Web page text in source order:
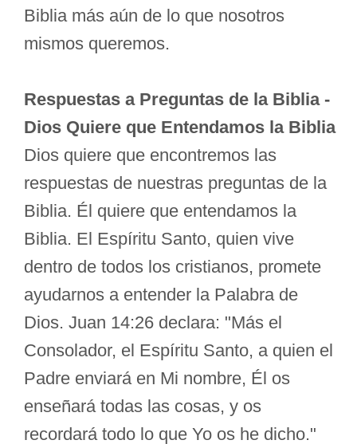
Biblia más aún de lo que nosotros
mismos queremos.
Respuestas a Preguntas de la Biblia -
Dios Quiere que Entendamos la Biblia
Dios quiere que encontremos las
respuestas de nuestras preguntas de la
Biblia. Él quiere que entendamos la
Biblia. El Espíritu Santo, quien vive
dentro de todos los cristianos, promete
ayudarnos a entender la Palabra de
Dios. Juan 14:26 declara: "Más el
Consolador, el Espíritu Santo, a quien el
Padre enviará en Mi nombre, Él os
enseñará todas las cosas, y os
recordará todo lo que Yo os he dicho."